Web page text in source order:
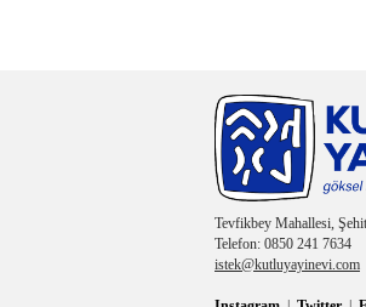
Tevfikbey Mahallesi,
Telefon: 0850 241 7634
istek@kutluyayinevi.com